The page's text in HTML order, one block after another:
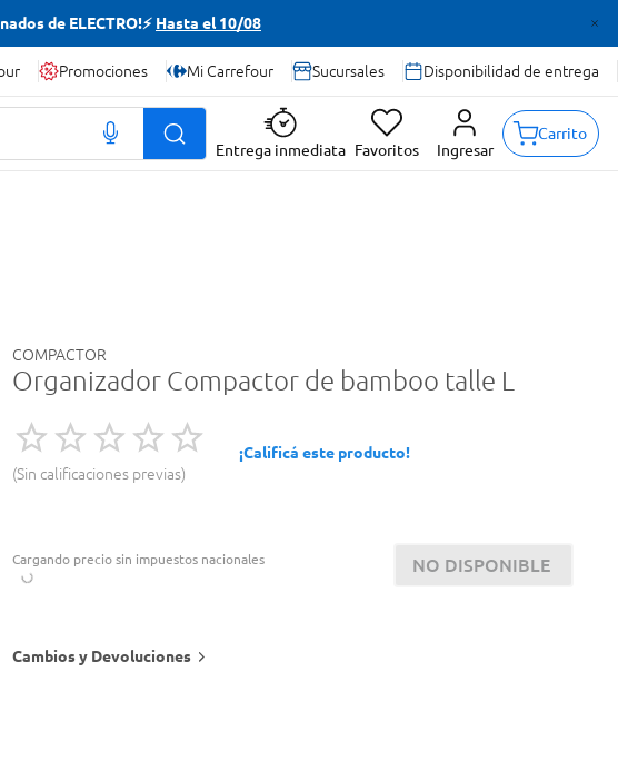
de ELECTRO!⚡ Hasta el 10/08
Promociones Mi Carrefour Sucursales Disponibilidad de entrega
Entrega inmediata Favoritos Ingresar
Carrito
COMPACTOR
Organizador Compactor de bamboo talle L
Sin calificaciones previas
¡Calificá este producto!
Cargando precio sin impuestos nacionales NO DISPONIBLE
Cambios y Devoluciones